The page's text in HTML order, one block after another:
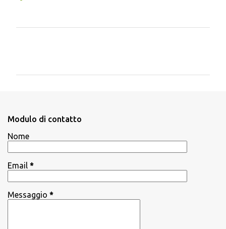
i
Modulo di contatto
Nome
Email *
Messaggio *